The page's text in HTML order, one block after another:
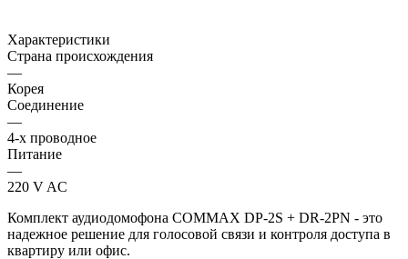
Характеристики
Страна происхождения
—
Корея
Соединение
—
4-х проводное
Питание
—
220 V AC
Комплект аудиодомофона COMMAX DP-2S + DR-2PN - это
надежное решение для голосовой связи и контроля доступа в
квартиру или офис.